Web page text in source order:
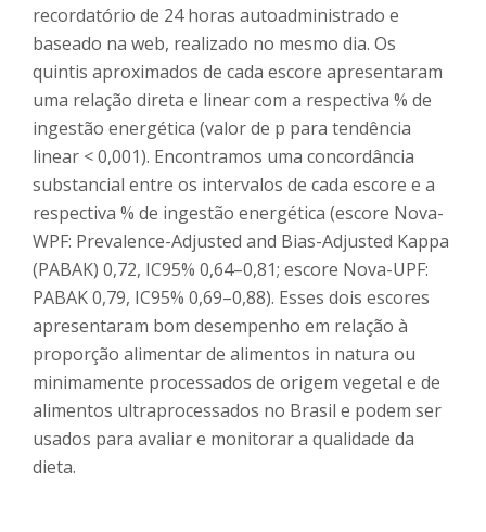
recordatório de 24 horas autoadministrado e
baseado na web, realizado no mesmo dia. Os
quintis aproximados de cada escore apresentaram
uma relação direta e linear com a respectiva % de
ingestão energética (valor de p para tendência
linear < 0,001). Encontramos uma concordância
substancial entre os intervalos de cada escore e a
respectiva % de ingestão energética (escore Nova-
WPF: Prevalence-Adjusted and Bias-Adjusted Kappa
(PABAK) 0,72, IC95% 0,64–0,81; escore Nova-UPF:
PABAK 0,79, IC95% 0,69–0,88). Esses dois escores
apresentaram bom desempenho em relação à
proporção alimentar de alimentos in natura ou
minimamente processados de origem vegetal e de
alimentos ultraprocessados no Brasil e podem ser
usados para avaliar e monitorar a qualidade da
dieta.